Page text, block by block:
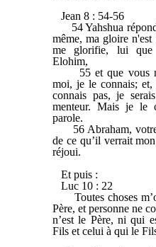
Jean 8 : 54-56
54 Yahshua
même, ma gloire
me glorifie, lui que
Elohim,
55 et que vous
moi, je le connais;
connais pas, je
menteur. Mais je le
parole.
56 Abraham,
de ce qu’il verrait
réjoui.
Et puis :
Luc 10 : 22
Toutes choses
Père, et personne ne
n’est le Père, ni qui
Fils et celui à qui le